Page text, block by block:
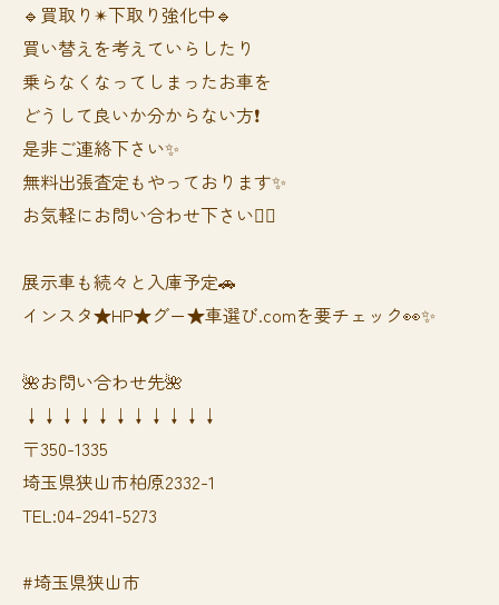
🔹買取り✴︎下取り強化中🔹
買い替えを考えていらしたり
乗らなくなってしまったお車を
どうして良いか分からない方❗️
是非ご連絡下さい✨
無料出張査定もやっております✨
お気軽にお問い合わせ下さい🙆‍♀️
展示車も続々と入庫予定🚗
インスタ★HP★グー★車選び.comを要チェック👀✨
🌺お問い合わせ先🌺
↓↓↓↓↓↓↓↓↓↓↓
〒350-1335
埼玉県狭山市柏原2332-1
TEL:04-2941-5273
#埼玉県狭山市